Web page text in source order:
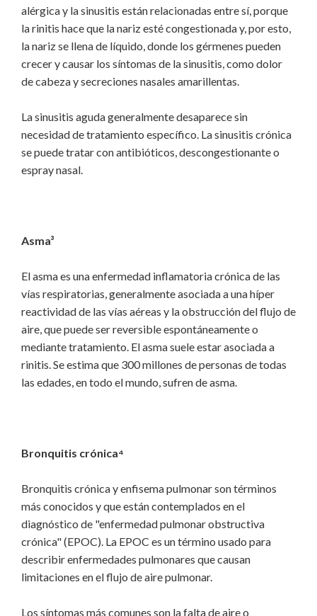
alérgica y la sinusitis están relacionadas entre sí, porque
la rinitis hace que la nariz esté congestionada y, por esto,
la nariz se llena de líquido, donde los gérmenes pueden
crecer y causar los síntomas de la sinusitis, como dolor
de cabeza y secreciones nasales amarillentas.
La sinusitis aguda generalmente desaparece sin
necesidad de tratamiento específico. La sinusitis crónica
se puede tratar con antibióticos, descongestionante o
espray nasal.
Asma³
El asma es una enfermedad inflamatoria crónica de las
vías respiratorias, generalmente asociada a una híper
reactividad de las vías aéreas y la obstrucción del flujo de
aire, que puede ser reversible espontáneamente o
mediante tratamiento. El asma suele estar asociada a
rinitis. Se estima que 300 millones de personas de todas
las edades, en todo el mundo, sufren de asma.
Bronquitis crónica⁴
Bronquitis crónica y enfisema pulmonar son términos
más conocidos y​ que están contemplados en el
diagnóstico de "enfermedad pulmonar obstructiva
crónica" (EPOC). La EPOC es un término usado para
describir enfermedades pulmonares que causan
limitaciones en el flujo de aire pulmonar.
Los síntomas más comunes son la falta de aire o